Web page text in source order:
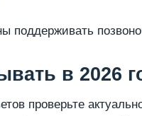
в 2026
проверьте